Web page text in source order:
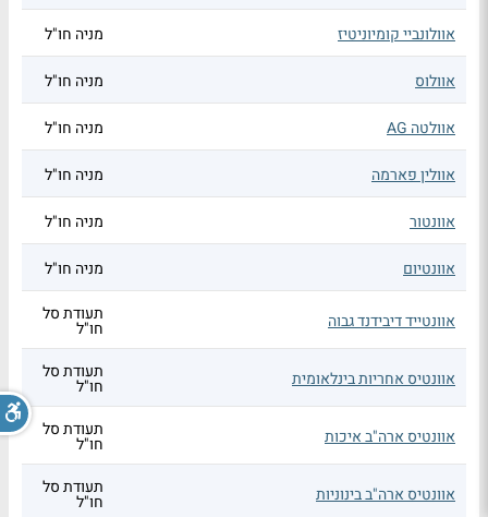
אוולונביי קומיוניטיז מניה חו"ל
אוולוס מניה חו"ל
אוולטה AG מניה חו"ל
אוולין פארמה מניה חו"ל
אוונטור מניה חו"ל
אוונטיום מניה חו"ל
אוונטייד דיבידנד גבוה תעודת סל
חו"ל
אוונטיס אחריות בינלאומית תעודת סל
חו"ל
אוונטיס ארה"ב איכות תעודת סל
חו"ל
אוונטיס ארה"ב בינוניות תעודת סל
חו"ל